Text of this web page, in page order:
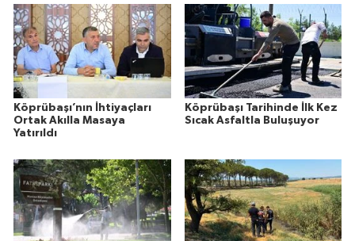
Köprübaşı’nın İhtiyaçları
Ortak Akılla Masaya
Yatırıldı
Köprübaşı Tarihinde İlk Kez
Sıcak Asfaltla Buluşuyor